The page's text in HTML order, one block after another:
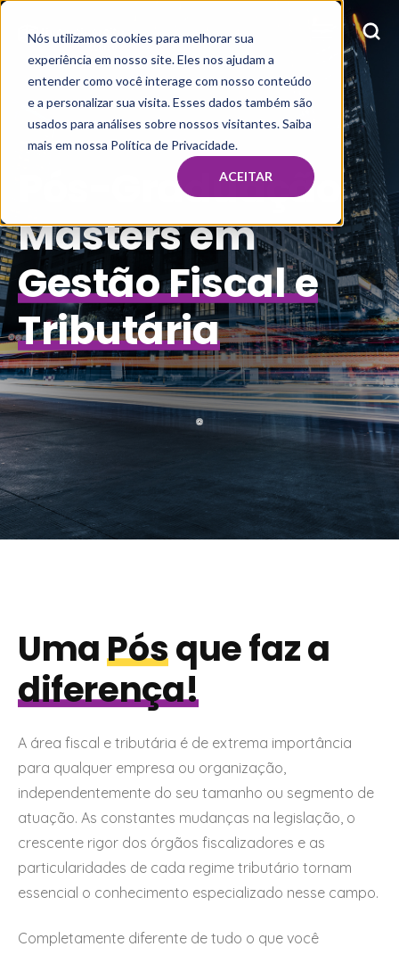
Nós utilizamos cookies para melhorar sua
experiência em nosso site. Eles nos ajudam a
entender como você interage com nosso conteúdo
e a personalizar sua visita. Esses dados também são
usados para análises sobre nossos visitantes. Saiba
mais em nossa Política de Privacidade.
ACEITAR
Pós-Graduação
Masters em
Gestão Fiscal e
Tributária
UmaPósque faz a
diferença!
A área fiscal e tributária é de extrema importância
para qualquer empresa ou organização,
independentemente do seu tamanho ou segmento de
atuação. As constantes mudanças na legislação, o
crescente rigor dos órgãos fiscalizadores e as
particularidades de cada regime tributário tornam
essencial o conhecimento especializado nesse campo.
Completamente diferente de tudo o que você